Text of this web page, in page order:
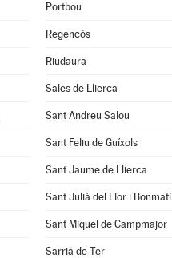
Portbou
Regencós
Riudaura
Sales de Llierca
Sant Andreu Salou
Sant Feliu de Guíxols
Sant Jaume de Llierca
Sant Julià del Llor i Bonmatí
Sant Miquel de Campmajor
Sarrià de Ter